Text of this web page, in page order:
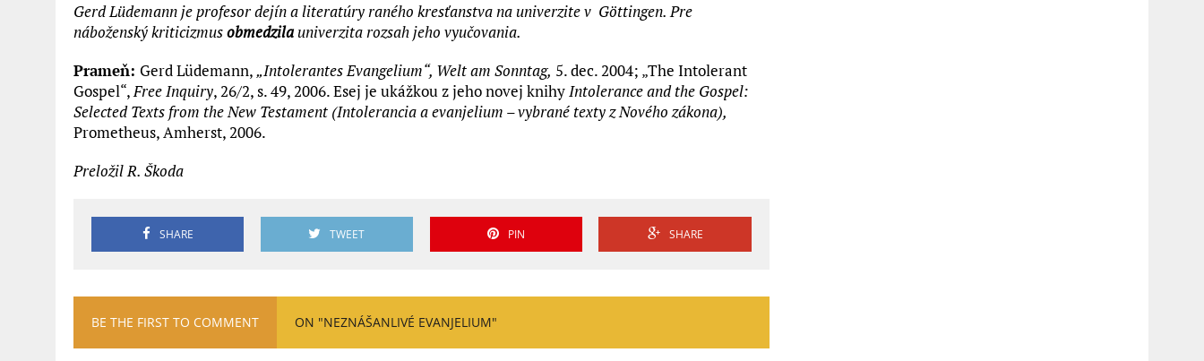
Gerd Lüdemann je profesor dejín a literatúry raného kresťanstva na univerzite v Göttingen. Pre
náboženský kriticizmusobmedzilauniverzita rozsah jeho vyučovania.
Prameň: Gerd Lüdemann,„Intolerantes Evangelium“, Welt am Sonntag, 5. dec. 2004; „The Intolerant
Gospel“,Free Inquiry, 26/2, s. 49, 2006. Esej je ukážkou z jeho novej knihyIntolerance and the Gospel:
Selected Texts from the New Testament (Intolerancia a evanjelium – vybrané texty z Nového zákona),
Prometheus, Amherst, 2006.
Preložil R. Škoda
SHARE TWEET PIN SHARE
BE THE FIRST TO COMMENT ON "NEZNÁŠANLIVÉ EVANJELIUM"